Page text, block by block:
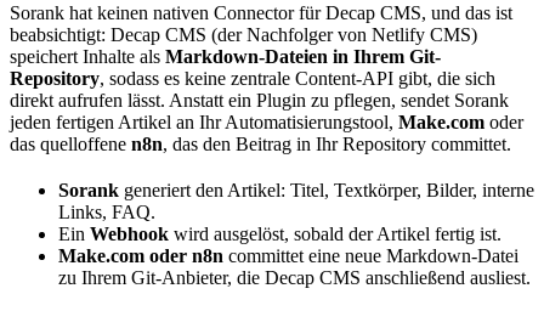
Sorank hat keinen nativen Connector für Decap CMS, und das ist
beabsichtigt: Decap CMS (der Nachfolger von Netlify CMS)
speichert Inhalte als Markdown-Dateien in Ihrem Git-
Repository, sodass es keine zentrale Content-API gibt, die sich
direkt aufrufen lässt. Anstatt ein Plugin zu pflegen, sendet Sorank
jeden fertigen Artikel an Ihr Automatisierungstool, Make.com oder
das quelloffene n8n, das den Beitrag in Ihr Repository committet.
Sorank generiert den Artikel: Titel, Textkörper, Bilder, interne
Links, FAQ.
Ein Webhook wird ausgelöst, sobald der Artikel fertig ist.
Make.com oder n8n committet eine neue Markdown-Datei
zu Ihrem Git-Anbieter, die Decap CMS anschließend ausliest.